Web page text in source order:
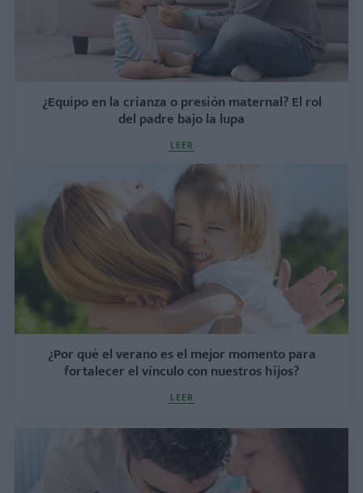
¿Equipo en la crianza o presión maternal? El rol
del padre bajo la lupa
LEER
¿Por qué el verano es el mejor momento para
fortalecer el vínculo con nuestros hijos?
LEER